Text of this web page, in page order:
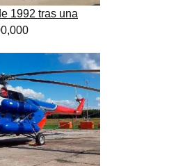
1992 tras una